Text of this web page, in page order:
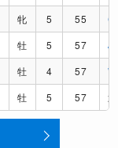
牝 5 55
C
牡 5 57
J
牡 4 57
牡 5 57